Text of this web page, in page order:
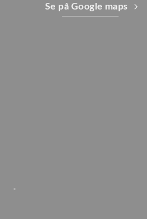
Se på Google maps